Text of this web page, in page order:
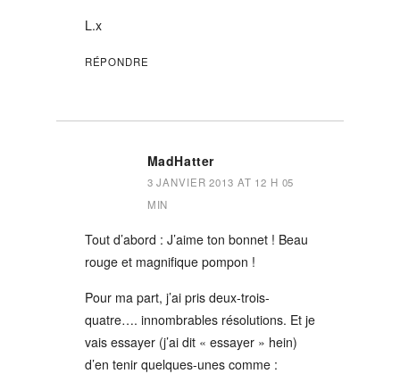
L.x
RÉPONDRE
MadHatter
3 JANVIER 2013 AT 12 H 05
MIN
Tout d’abord : J’aime ton bonnet ! Beau
rouge et magnifique pompon !
Pour ma part, j’ai pris deux-trois-
quatre…. innombrables résolutions. Et je
vais essayer (j’ai dit « essayer » hein)
d’en tenir quelques-unes comme :